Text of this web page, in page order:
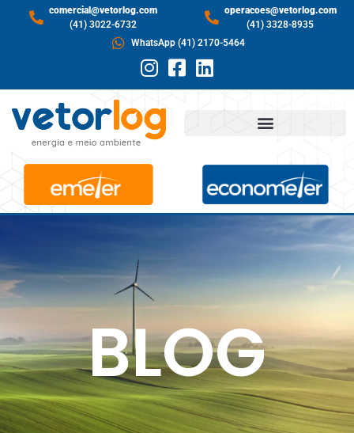
comercial@vetorlog.com
(41) 3022-6732
operacoes@vetorlog.com
(41) 3328-8935
WhatsApp (41) 2170-5464
BLOG